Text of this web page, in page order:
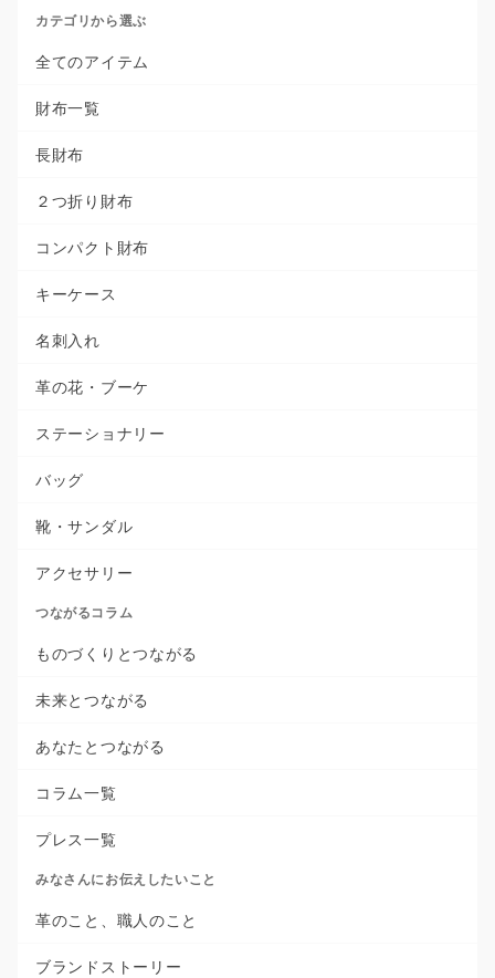
カテゴリから選ぶ
全てのアイテム
財布一覧
長財布
２つ折り財布
コンパクト財布
キーケース
名刺入れ
革の花・ブーケ
ステーショナリー
バッグ
靴・サンダル
アクセサリー
つながるコラム
ものづくりとつながる
未来とつながる
あなたとつながる
コラム一覧
プレス一覧
みなさんにお伝えしたいこと
革のこと、職人のこと
ブランドストーリー